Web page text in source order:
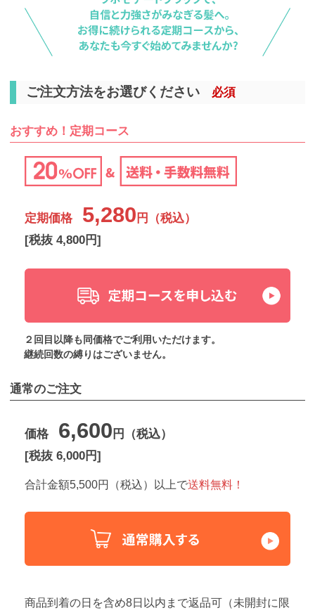
ご注文方法をお選びください 必須
おすすめ！定期コース
定期価格 5,280 円（税込）
[税抜 4,800円]
２回目以降も同価格でご利用いただけます。
継続回数の縛りはございません。
通常のご注文
価格 6,600 円（税込）
[税抜 6,000円]
合計金額5,500円（税込）以上で送料無料！
商品到着の日を含め8日以内まで返品可（未開封に限